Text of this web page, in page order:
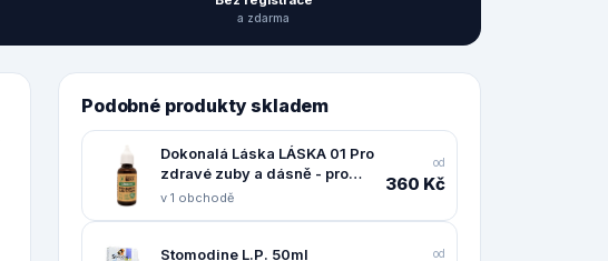
a zdarma
Podobné produkty skladem
Dokonalá Láska LÁSKA 01 Pro
zdravé zuby a dásně - pro
pejsky
v 1 obchodě
od
360 Kč
Stomodine L.P. 50ml od